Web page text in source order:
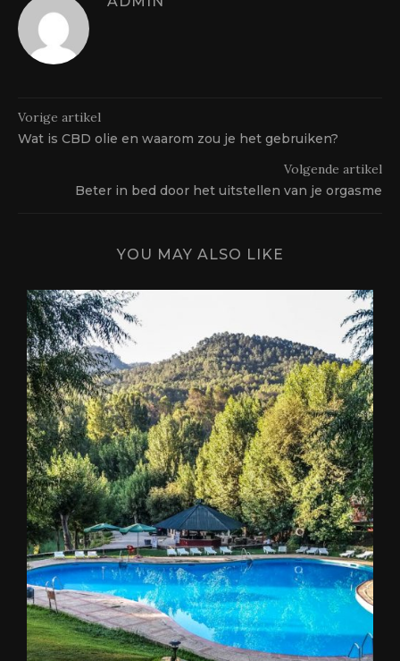
Vorige artikel
Wat is CBD olie en waarom zou je het gebruiken?
Volgende artikel
Beter in bed door het uitstellen van je orgasme
YOU MAY ALSO LIKE